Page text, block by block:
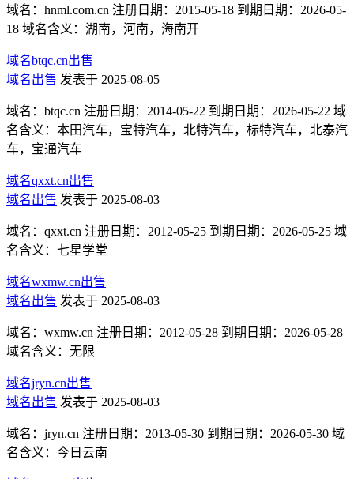
域名：hnml.com.cn 注册日期：2015-05-18 到期日期：2026-05-
18 域名含义：湖南，河南，海南开
域名btqc.cn出售
域名出售 发表于 2025-08-05
域名：btqc.cn 注册日期：2014-05-22 到期日期：2026-05-22 域
名含义：本田汽车，宝特汽车，北特汽车，标特汽车，北泰汽
车，宝通汽车
域名qxxt.cn出售
域名出售 发表于 2025-08-03
域名：qxxt.cn 注册日期：2012-05-25 到期日期：2026-05-25 域
名含义：七星学堂
域名wxmw.cn出售
域名出售 发表于 2025-08-03
域名：wxmw.cn 注册日期：2012-05-28 到期日期：2026-05-28
域名含义：无限
域名jryn.cn出售
域名出售 发表于 2025-08-03
域名：jryn.cn 注册日期：2013-05-30 到期日期：2026-05-30 域
名含义：今日云南